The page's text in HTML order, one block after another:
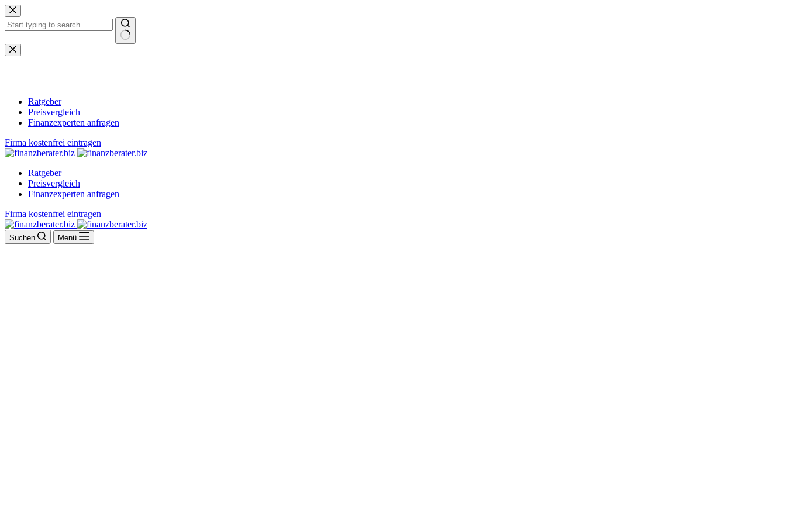
Zum
Inhalt
springen
Keine
Ergebnisse
Ratgeber
Preisvergleich
Finanzexperten anfragen
Firma kostenfrei eintragen
Ratgeber
Preisvergleich
Finanzexperten anfragen
Firma kostenfrei eintragen
Suchen Menü